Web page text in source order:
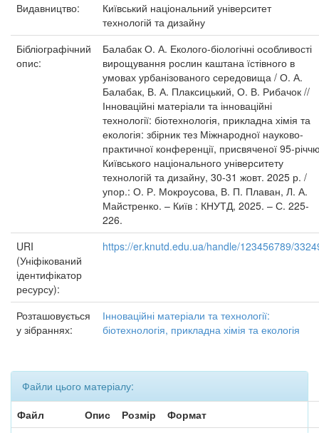
Видавництво:
Київський національний університет
технологій та дизайну
Бібліографічний
опис:
Балабак О. А. Еколого-біологічні особливості
вирощування рослин каштана їстівного в
умовах урбанізованого середовища / О. А.
Балабак, В. А. Плаксицький, О. В. Рибачок //
Інноваційні матеріали та інноваційні
технології: біотехнологія, прикладна хімія та
екологія: збірник тез Міжнародної науково-
практичної конференції, присвяченої 95-
Київського національного університету
технологій та дизайну, 30-31 жовт. 2025 р. /
упор.: О. Р. Мокроусова, В. П. Плаван, Л. А.
Майстренко. – Київ : КНУТД, 2025. – С. 225-
226.
URI
(Уніфікований
ідентифікатор
ресурсу):
https://er.knutd.edu.ua/handle/123456789/
Розташовується
у зібраннях:
Інноваційні матеріали та технології:
біотехнологія, прикладна хімія та екологія
Файли цього матеріалу:
Файл
Опис Розмір
Формат